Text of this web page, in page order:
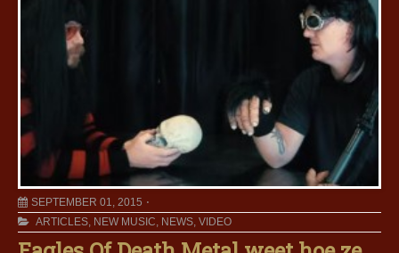
SEPTEMBER 01, 2015
ARTICLES, NEW MUSIC, NEWS, VIDEO